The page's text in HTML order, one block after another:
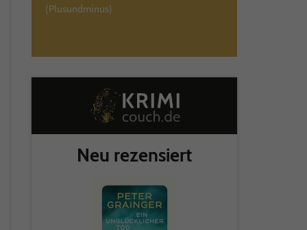
(Plusundminus)
Neu rezensiert